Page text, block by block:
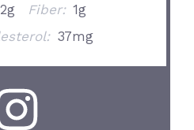
Fiber: 1g
37mg